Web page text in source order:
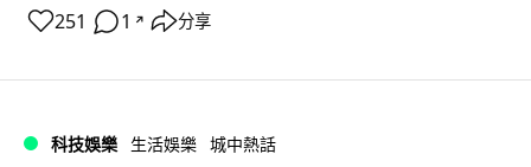
251 1 ↗ 分享
科技娛樂 生活娛樂 城中熱話